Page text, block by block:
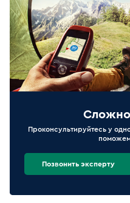
Проконсультируйтесь у
Позвонить эксперту